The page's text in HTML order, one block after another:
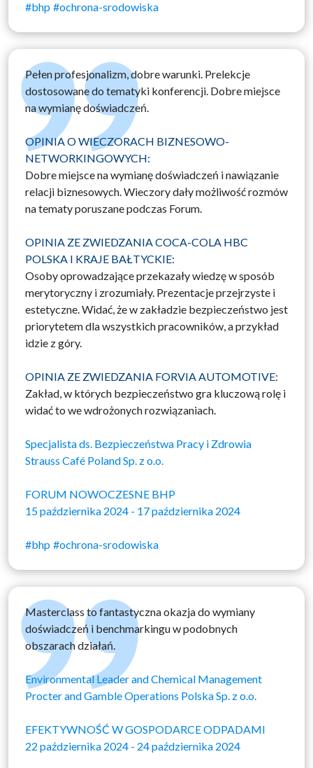
#bhp #ochrona-srodowiska
Pełen profesjonalizm, dobre warunki. Prelekcje
dostosowane do tematyki konferencji. Dobre miejsce
na wymianę doświadczeń.
OPINIA O WIECZORACH BIZNESOWO-
NETWORKINGOWYCH:
Dobre miejsce na wymianę doświadczeń i nawiązanie
relacji biznesowych. Wieczory dały możliwość rozmów
na tematy poruszane podczas Forum.
OPINIA ZE ZWIEDZANIA COCA-COLA HBC
POLSKA I KRAJE BAŁTYCKIE:
Osoby oprowadzające przekazały wiedzę w sposób
merytoryczny i zrozumiały. Prezentacje przejrzyste i
estetyczne. Widać, że w zakładzie bezpieczeństwo jest
priorytetem dla wszystkich pracowników, a przykład
idzie z góry.
OPINIA ZE ZWIEDZANIA FORVIA AUTOMOTIVE:
Zakład, w których bezpieczeństwo gra kluczową rolę i
widać to we wdrożonych rozwiązaniach.
Specjalista ds. Bezpieczeństwa Pracy i Zdrowia
Strauss Café Poland Sp. z o.o.
FORUM NOWOCZESNE BHP
15 października 2024 - 17 października 2024
#bhp #ochrona-srodowiska
Masterclass to fantastyczna okazja do wymiany
doświadczeń i benchmarkingu w podobnych
obszarach działań.
Environmental Leader and Chemical Management
Procter and Gamble Operations Polska Sp. z o.o.
EFEKTYWNOŚĆ W GOSPODARCE ODPADAMI
22 października 2024 - 24 października 2024